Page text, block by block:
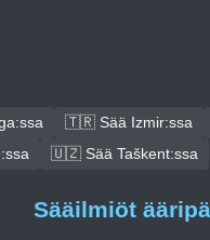
🇹🇷 Sää Izmir:ssa
🇺🇿 Sää Taškent:ssa
Sääilmiöt